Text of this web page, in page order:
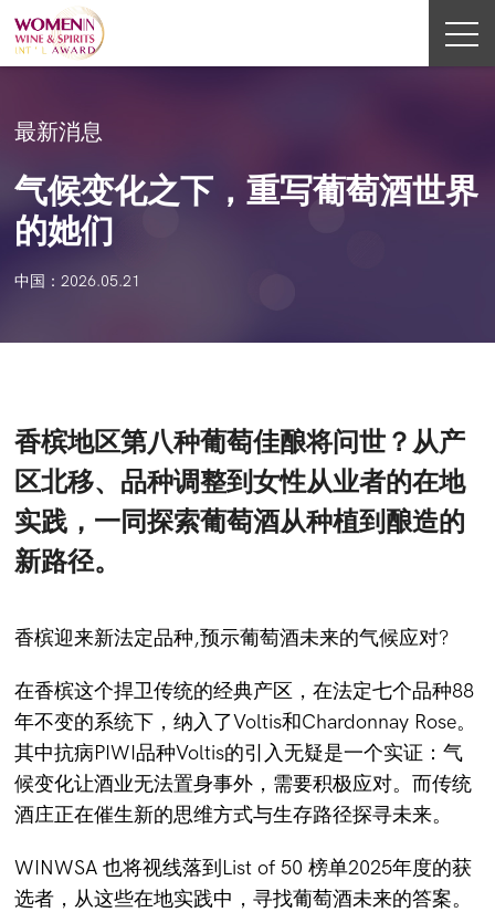
最新消息
气候变化之下，重写葡萄酒世界
的她们
中国：2026.05.21
香槟地区第八种葡萄佳酿将问世？从产
区北移、品种调整到女性从业者的在地
实践，一同探索葡萄酒从种植到酿造的
新路径。
香槟迎来新法定品种,预示葡萄酒未来的气候应对?
在香槟这个捍卫传统的经典产区，在法定七个品种88
年不变的系统下，纳入了Voltis和Chardonnay Rose。
其中抗病PIWI品种Voltis的引入无疑是一个实证：气
候变化让酒业无法置身事外，需要积极应对。而传统
酒庄正在催生新的思维方式与生存路径探寻未来。
WINWSA 也将视线落到 List of 50 榜单2025年度的获
选者，从这些在地实践中，寻找葡萄酒未来的答案。